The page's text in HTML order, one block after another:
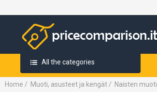
All the categories
Home / Muoti, asusteet ja kengät / Naisten muoti